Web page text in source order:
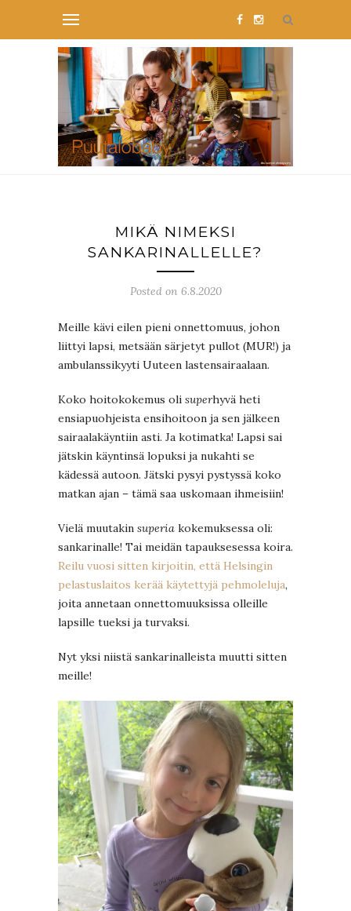
MIKÄ NIMEKSI
SANKARINALLELLE?
Posted on 6.8.2020
Meille kävi eilen pieni onnettomuus, johon
liittyi lapsi, metsään särjetyt pullot (MUR!) ja
ambulanssikyyti Uuteen lastensairaalaan.
Koko hoitokokemus oli superhyvä heti
ensiapuohjeista ensihoitoon ja sen jälkeen
sairaalakäyntiin asti. Ja kotimatka! Lapsi sai
jätskin käyntinsä lopuksi ja nukahti se
kädessä autoon. Jätski pysyi pystyssä koko
matkan ajan – tämä saa uskomaan ihmeisiin!
Vielä muutakin superia kokemuksessa oli:
sankarinalle! Tai meidän tapauksesessa koira.
Reilu vuosi sitten kirjoitin, että Helsingin
pelastuslaitos kerää käytettyjä pehmoleluja,
joita annetaan onnettomuuksissa olleille
lapsille tueksi ja turvaksi.
Nyt yksi niistä sankarinalleista muutti sitten
meille!